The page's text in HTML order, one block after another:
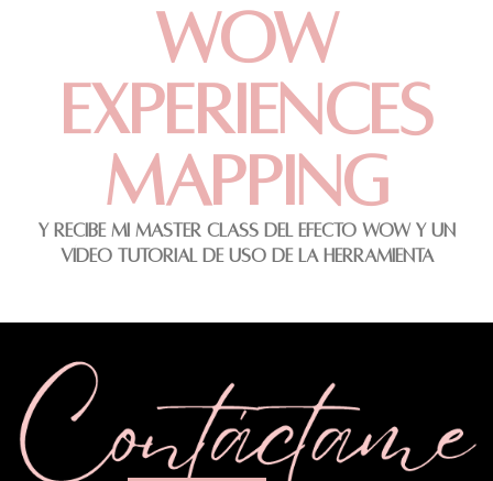
WOW
EXPERIENCES
MAPPING
Y RECIBE MI MASTER CLASS DEL EFECTO WOW Y UN
VÍDEO TUTORIAL DE USO DE LA HERRAMIENTA